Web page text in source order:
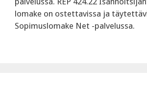
lomake on ostettavissa ja
Sopimuslomake Net -palvelussa.